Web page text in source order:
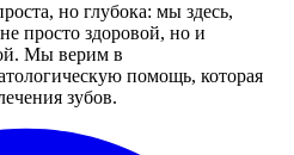
но глубока: мы здесь,
просто здоровой, но и
Мы верим в
помощь, которая
зубов.